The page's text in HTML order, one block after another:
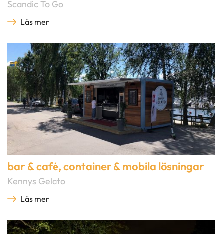
Scandic To Go
Läs mer
Kennys Gelato
bar & café,container & mobila lösningar
Läs mer